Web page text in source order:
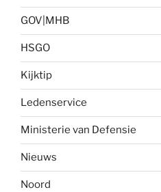
GOV|MHB
HSGO
Kijktip
Ledenservice
Ministerie van Defensie
Nieuws
Noord